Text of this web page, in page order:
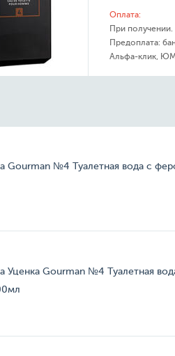
Оплата:
При получении.
Предоплата:
Альфа-клик,
Gourman №4 Туалетная вода с
Уценка Gourman №4 Туалетная